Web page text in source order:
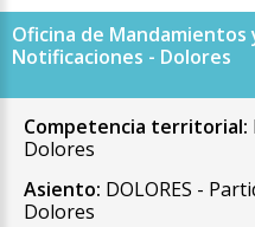
Oficina de Mandamientos
Notificaciones - Dolores
Competencia territorial:
Dolores
Asiento: DOLORES -
Dolores